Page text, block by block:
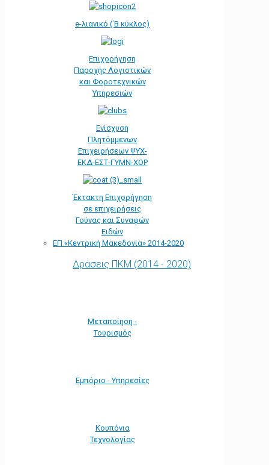
e-λιανικό (΄Β κύκλος)
Επιχορήγηση
Παροχής Λογιστικών
και Φοροτεχνικών
Υπηρεσιών
Ενίσχυση
Πλητόμμενων
Επιχειρήσεων ΨΥΧ-
ΕΚΔ-ΕΣΤ-ΓΥΜΝ-ΧΟΡ
Έκτακτη Επιχορήγηση
σε επιχειρήσεις
Γούνας και Συναφών
Ειδών
ΕΠ «Kεντρική Μακεδονία» 2014-2020
Δράσεις ΠΚΜ (2014 - 2020)
Μεταποίηση -
Τουρισμός
Εμπόριο - Υπηρεσίες
Κουπόνια
Τεχνολογίας